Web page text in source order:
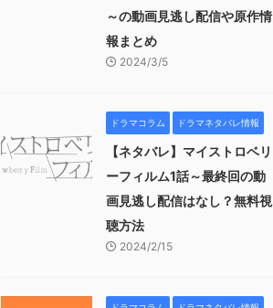
～の動画見逃し配信や原作情
報まとめ
2024/3/5
ドラマコラム ドラマネタバレ情報
【ネタバレ】マイストロベリ
ーフィルム1話～最終回の動
画見逃し配信はなし？無料視
聴方法
2024/2/15